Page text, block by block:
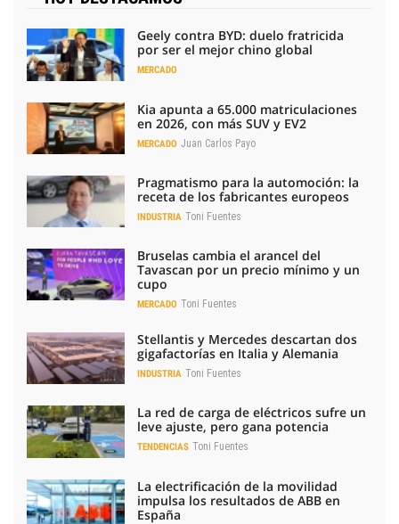
Geely contra BYD: duelo fratricida
por ser el mejor chino global
MERCADO
Kia apunta a 65.000 matriculaciones
en 2026, con más SUV y EV2
MERCADO Juan Carlos Payo
Pragmatismo para la automoción: la
receta de los fabricantes europeos
INDUSTRIA Toni Fuentes
Bruselas cambia el arancel del
Tavascan por un precio mínimo y un
cupo
MERCADO Toni Fuentes
Stellantis y Mercedes descartan dos
gigafactorías en Italia y Alemania
INDUSTRIA Toni Fuentes
La red de carga de eléctricos sufre un
leve ajuste, pero gana potencia
TENDENCIAS Toni Fuentes
La electrificación de la movilidad
impulsa los resultados de ABB en
España